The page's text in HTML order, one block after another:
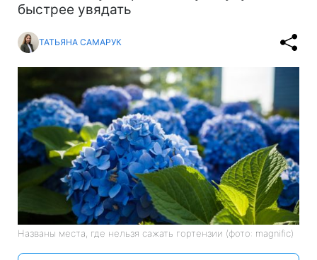
быстрее увядать
ТАТЬЯНА САМАРУК
Названы места, где нельзя сажать гортензии (фото: magnific)